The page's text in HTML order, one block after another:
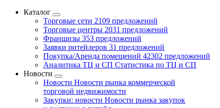
Каталог
Торговые сети 2109 предложений
Торговые центры 2031 предложений
Франшизы 353 предложений
Заявки ритейлеров 31 предложений
Покупка/Аренда помещений 42302 предложений
Аналитика ТЦ и СП Статистика по ТЦ и СП
Новости
Новости Новости рынка коммерческой
торговой недвижимости
Закупки: новости Новости рынка закупок